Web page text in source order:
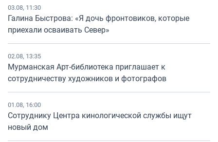
03.08, 11:30
Галина Быстрова: «Я дочь фронтовиков, которые
приехали осваивать Север»
02.08, 13:35
Мурманская Арт-библиотека приглашает к
сотрудничеству художников и фотографов
01.08, 16:00
Сотруднику Центра кинологической службы ищут
новый дом